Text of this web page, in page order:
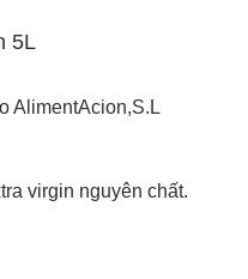
5L
AlimentAcion,S.L
virgin nguyên chất.